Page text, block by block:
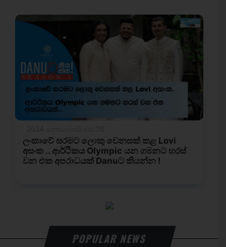
POPULAR NEWS